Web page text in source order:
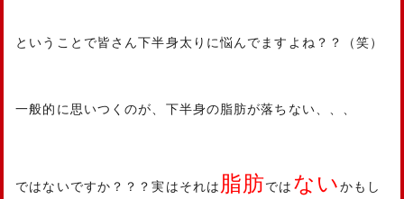
ということで皆さん下半身太りに悩んでますよね？？（笑）
一般的に思いつくのが、下半身の脂肪が落ちない、、、
ではないですか？？？実はそれは 脂肪では ないかもし